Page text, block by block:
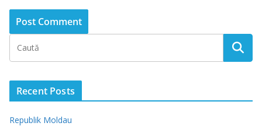
Recent Posts
Republik Moldau